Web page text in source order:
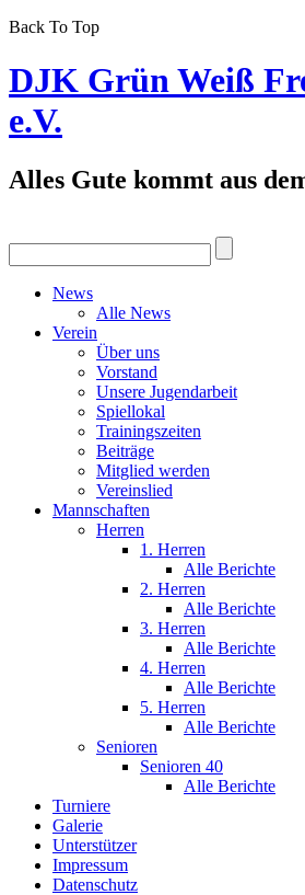
Back To Top
DJK Grün Weiß
e.V.
Alles Gute kommt aus
News
Alle News
Verein
Über uns
Vorstand
Unsere Jugendarbeit
Spiellokal
Trainingszeiten
Beiträge
Mitglied werden
Vereinslied
Mannschaften
Herren
1. Herren
Alle Berichte
2. Herren
Alle Berichte
3. Herren
Alle Berichte
4. Herren
Alle Berichte
5. Herren
Alle Berichte
Senioren
Senioren 40
Alle Berichte
Turniere
Galerie
Unterstützer
Impressum
Datenschutz